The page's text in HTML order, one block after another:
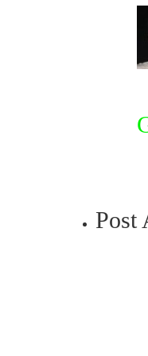
Post